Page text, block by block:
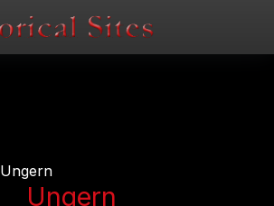
Ungern
Ungern